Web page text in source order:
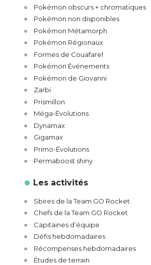
Pokémon obscurs + chromatiques
Pokémon non disponibles
Pokémon Métamorph
Pokémon Régionaux
Formes de Couafarel
Pokémon Événements
Pokémon de Giovanni
Zarbi
Prismillon
Méga-Évolutions
Dynamax
Gigamax
Primo-Évolutions
Permaboost shiny
Les activités
Sbires de la Team GO Rocket
Chefs de la Team GO Rocket
Capitaines d’équipe
Défis hebdomadaires
Récompenses hebdomadaires
Études de terrain